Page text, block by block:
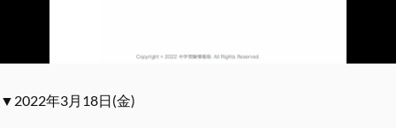
▼2022年3月18日(金)